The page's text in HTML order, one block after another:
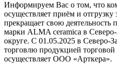
Информируем Вас о том, что
осуществляет приём и отгрузку
прекращает свою деятельность
марки ALMA ceramica в
округе. С 01.05.2025 в Северо-
торговлю продукцией
осуществляет ООО «Арткера».